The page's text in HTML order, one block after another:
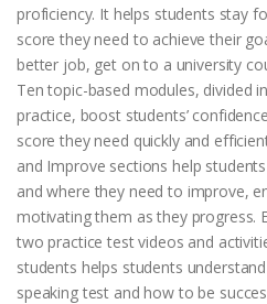
proficiency. It helps students stay
score they need to achieve their
better job, get on to a university
Ten topic-based modules, divided
practice, boost students’
score they need quickly and
and Improve sections help
and where they need to improve,
motivating them as they progress.
two practice test videos and
students helps students
speaking test and how to be